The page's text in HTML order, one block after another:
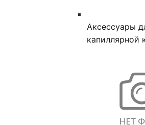
Аксессуары
капиллярной